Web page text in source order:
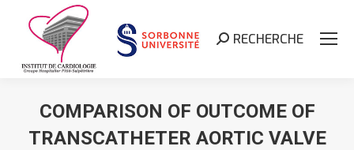
Search:
RECHERCHE
COMPARISON OF OUTCOME OF
TRANSCATHETER AORTIC VALVE